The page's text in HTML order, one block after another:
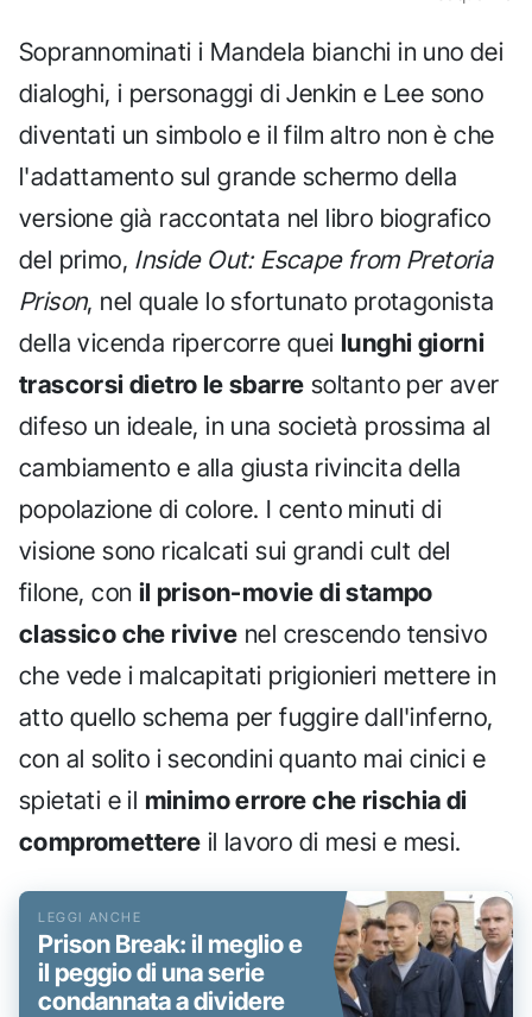
Soprannominati i Mandela bianchi in uno dei
dialoghi, i personaggi di Jenkin e Lee sono
diventati un simbolo e il film altro non è che
l'adattamento sul grande schermo della
versione già raccontata nel libro biografico
del primo, Inside Out: Escape from Pretoria
Prison, nel quale lo sfortunato protagonista
della vicenda ripercorre quei lunghi giorni
trascorsi dietro le sbarre soltanto per aver
difeso un ideale, in una società prossima al
cambiamento e alla giusta rivincita della
popolazione di colore. I cento minuti di
visione sono ricalcati sui grandi cult del
filone, con il prison-movie di stampo
classico che rivive nel crescendo tensivo
che vede i malcapitati prigionieri mettere in
atto quello schema per fuggire dall'inferno,
con al solito i secondini quanto mai cinici e
spietati e il minimo errore che rischia di
compromettere il lavoro di mesi e mesi.
Prison Break: il meglio e
il peggio di una serie
condannata a dividere